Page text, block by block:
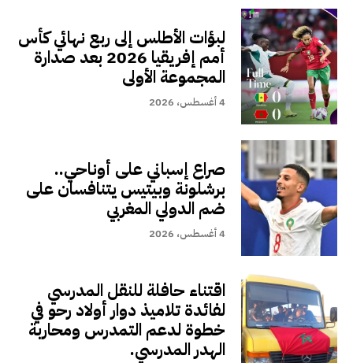
لبؤات الأطلس إلى ربع نهائي كأس
أمم إفريقيا 2026 بعد صدارة
المجموعة الأولى
4 أغسطس، 2026
صراع إسباني على أوناحي..
برشلونة وبيتيس يتنافسان على
ضم الدولي المغربي
4 أغسطس، 2026
اقتناء حافلة للنقل المدرسي
لفائدة تلاميذ دوار أولاد رحو في
خطوة لدعم التمدرس ومحاربة
الهدر المدرسي.